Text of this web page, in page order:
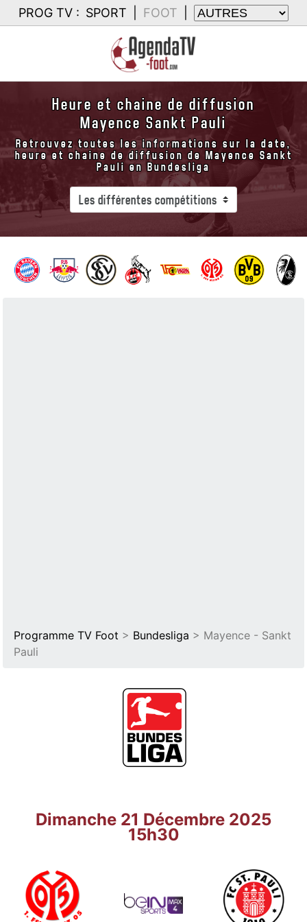
PROG TV : SPORT FOOT
Heure et chaine de diffusion
Mayence Sankt Pauli
Retrouvez toutes les informations sur la date,
heure et chaine de diffusion de Mayence Sankt
Pauli en Bundesliga
Programme TV Foot > Bundesliga > Mayence - Sankt
Pauli
Dimanche 21 Décembre 2025
15h30